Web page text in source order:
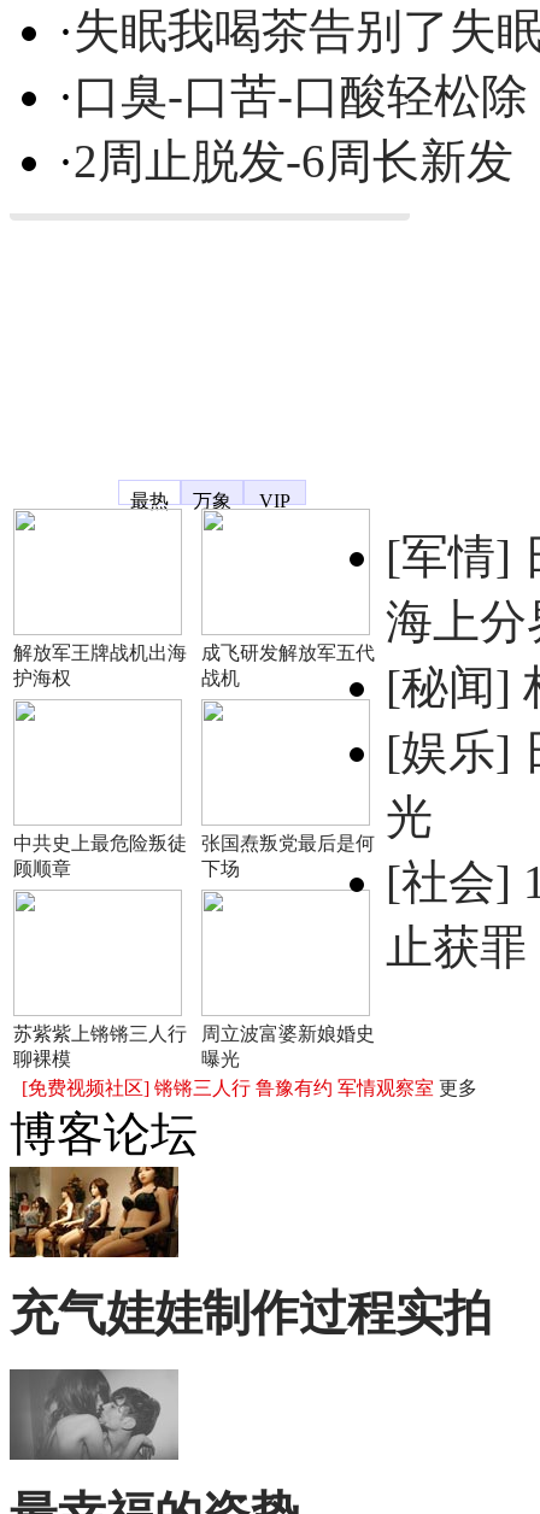
·失眠我喝茶告别了失
·口臭-口苦-口酸轻松除
·2周止脱发-6周长新发
最热
万象 VIP
解放军王牌战机出海
护海权
成飞研发解放军五代
战机
中共史上最危险叛徒
顾顺章
张国焘叛党最后是何
下场
苏紫紫上锵锵三人行
聊裸模
周立波富婆新娘婚史
曝光
[军情]
海上分
[秘闻]
[娱乐]
光
[社会]
止获罪
[免费视频社区] 锵锵三人行 鲁豫有约 军情观察室 更多
博客论坛
充气娃娃制作过程实拍